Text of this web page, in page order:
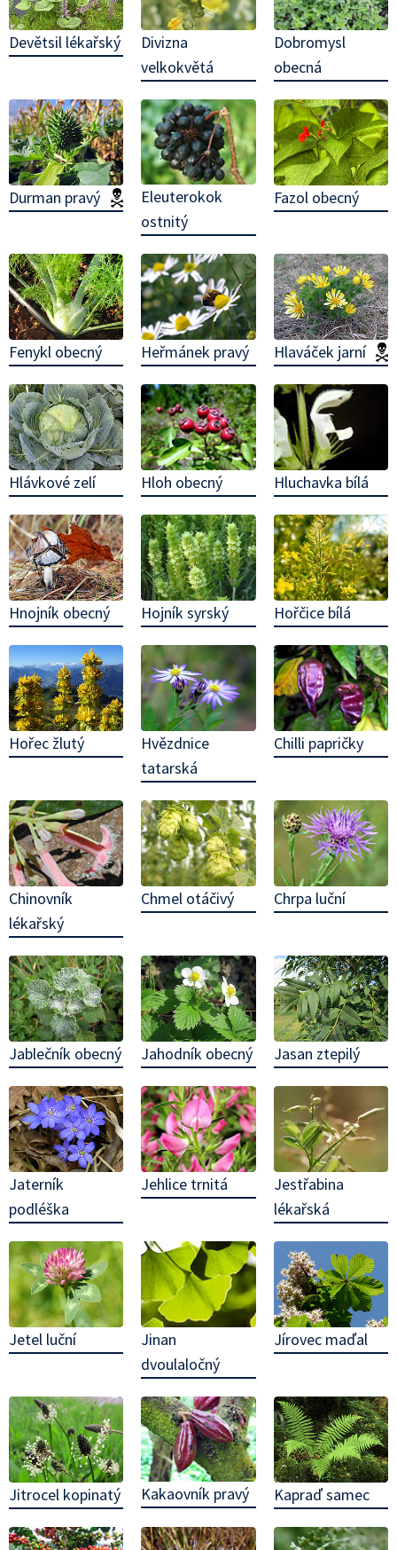
Devětsil lékařský
Divizna
velkokvětá
Dobromysl
obecná
Durman pravý (jedovatá!)
Eleuterokok
ostnitý
Fazol obecný
Fenykl obecný Heřmánek pravý Hlaváček jarní
Hlávkové zelí Hloh obecný Hluchavka bílá
Hnojník obecný Hojník syrský Hořčice bílá
Hořec žlutý
Hvězdnice
tatarská
Chilli papričky
Chinovník
lékařský
Chmel otáčivý Chrpa luční
Jablečník obecný Jahodník obecný Jasan ztepilý
Jaterník
podléška
Jehlice trnitá
Jestřabina
lékařská
Jetel luční
Jinan
dvoulaločný
Jírovec maďal
Jitrocel kopinatý Kakaovník pravý Kapraď samec